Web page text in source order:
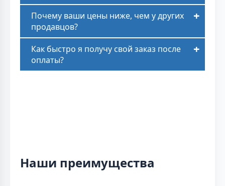
Почему ваши цены ниже, чем у других
продавцов?
Как быстро я получу свой заказ после
оплаты?
Наши преимущества